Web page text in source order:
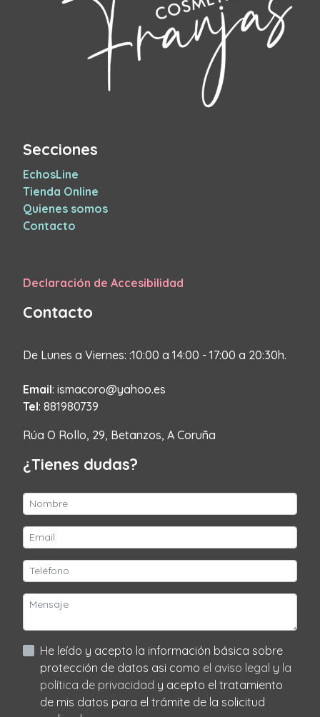
Secciones
EchosLine
Tienda Online
Quienes somos
Contacto
Declaración de Accesibilidad
Contacto
De Lunes a Viernes: :10:00 a 14:00 - 17:00 a 20:30h.
Email: ismacoro@yahoo.es
Tel: 881980739
Rúa O Rollo, 29, Betanzos, A Coruña
¿Tienes dudas?
He leído y acepto la información básica sobre
protección de datos asi como el aviso legal y la
política de privacidad y acepto el tratamiento
de mis datos para el trámite de la solicitud